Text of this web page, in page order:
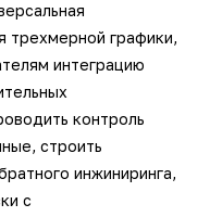
трехмерной графики,
интеграцию
контроль
строить
инжиниринга,
с